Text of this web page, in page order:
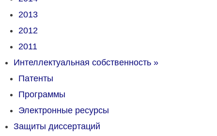
2013
2012
2011
Интеллектуальная собственность »
Патенты
Программы
Электронные ресурсы
Защиты диссертаций